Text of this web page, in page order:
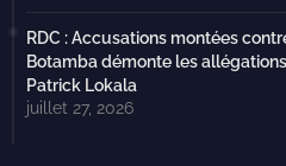
RDC : Accusations montées
Botamba démonte les
Patrick Lokala
juillet 27, 2026